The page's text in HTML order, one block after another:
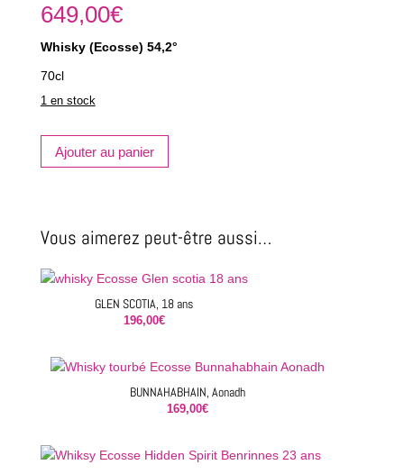
649,00€
Whisky (Ecosse) 54,2°
70cl
1 en stock
Ajouter au panier
Vous aimerez peut-être aussi…
GLEN SCOTIA, 18 ans
196,00€
BUNNAHABHAIN, Aonadh
169,00€